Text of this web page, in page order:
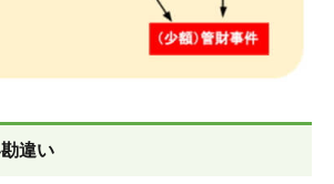
違い